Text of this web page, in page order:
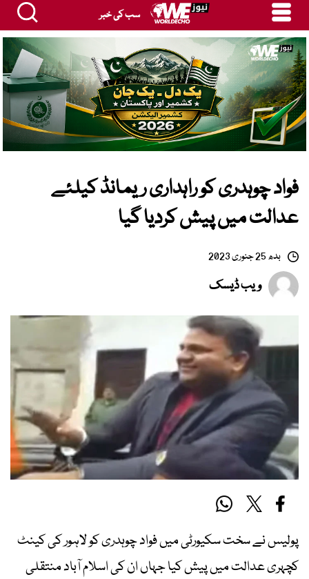
سب کی خبر
فواد چوہدری کو راہداری ریمانڈ کیلئے
عدالت میں پیش کردیا گیا
بدھ 25 جنوری 2023
ویب ڈیسک
پولیس نے سخت سکیورٹی میں فواد چوہدری کو لاہور کی کینٹ
کچہری عدالت میں پیش کیا جہاں ان کی اسلام آباد منتقلی